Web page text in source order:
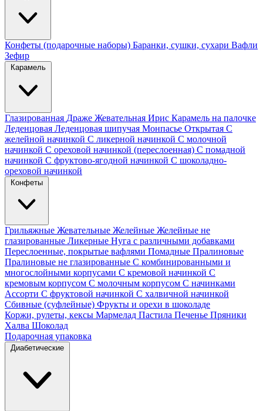
Конфеты (подарочные наборы) Баранки, сушки, сухари Вафли
Зефир
Карамель
Глазированная Драже Жевательная Ирис Карамель на палочке
Леденцовая Леденцовая шипучая Монпасье Открытая С
желейной начинкой С ликерной начинкой С молочной
начинкой С ореховой начинкой (переслоенная) С помадной
начинкой С фруктово-ягодной начинкой С шоколадно-
ореховой начинкой
Конфеты
Грильяжные Жевательные Желейные Желейные не
глазированные Ликерные Нуга с различными добавками
Переслоенные, покрытые вафлями Помадные Пралиновые
Пралиновые не глазированные С комбинированными и
многослойными корпусами С кремовой начинкой С
кремовым корпусом С молочным корпусом С начинками
Ассорти С фруктовой начинкой С халвичной начинкой
Сбивные (суфлейные) Фрукты и орехи в шоколаде
Коржи, рулеты, кексы Мармелад Пастила Печенье Пряники
Халва Шоколад
Подарочная упаковка
Диабетические